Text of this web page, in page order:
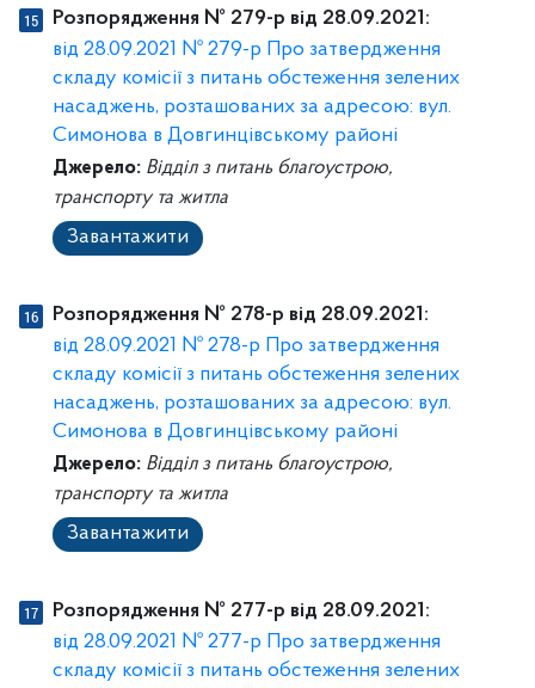
Розпорядження № 279-р від 28.09.2021:
від 28.09.2021 № 279-р Про затвердження
складу комісії з питань обстеження зелених
насаджень, розташованих за адресою: вул.
Симонова в Довгинцівському районі
Джерело: Відділ з питань благоустрою,
транспорту та житла
Завантажити
Розпорядження № 278-р від 28.09.2021:
від 28.09.2021 № 278-р Про затвердження
складу комісії з питань обстеження зелених
насаджень, розташованих за адресою: вул.
Симонова в Довгинцівському районі
Джерело: Відділ з питань благоустрою,
транспорту та житла
Завантажити
Розпорядження № 277-р від 28.09.2021:
від 28.09.2021 № 277-р Про затвердження
складу комісії з питань обстеження зелених